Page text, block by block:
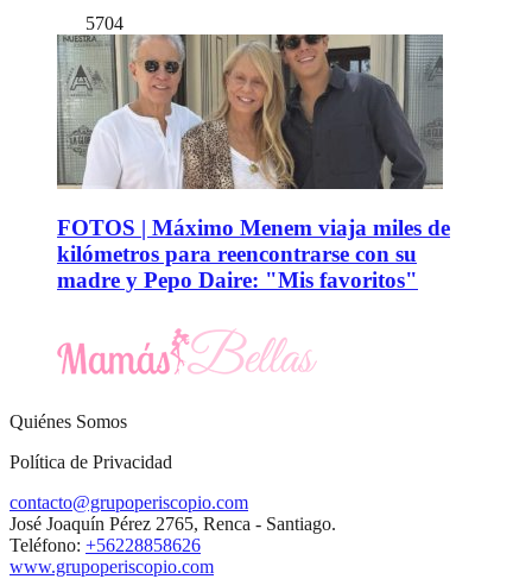
5704
FOTOS | Máximo Menem viaja miles de
kilómetros para reencontrarse con su
madre y Pepo Daire: "Mis favoritos"
Quiénes Somos
Política de Privacidad
contacto@grupoperiscopio.com
José Joaquín Pérez 2765, Renca - Santiago.
Teléfono: +56228858626
www.grupoperiscopio.com